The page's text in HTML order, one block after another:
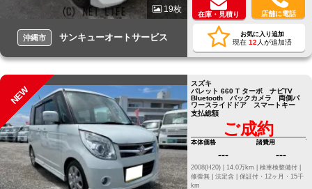
19枚
沖縄市 サンキューオートサービス
在庫・見積り 店舗に電話
お気に入り追加
現在 12 人が追加済
NEW
スズキ
パレット 660 T ターボ ナビTV
Bluetooth バックカメラ 両側パ
ワースライドドア スマートキー
支払総額
ご成約
本体価格
---
諸費用
---
2008(H20) | 14.0万km |
検車検整備付 |
修復無 | 法定含 | 保証付・12ヶ月・15千
km